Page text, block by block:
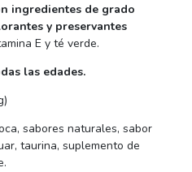
ingredientes de grado
y preservantes
E y té verde.
las edades.
sabores naturales, sabor
taurina, suplemento de